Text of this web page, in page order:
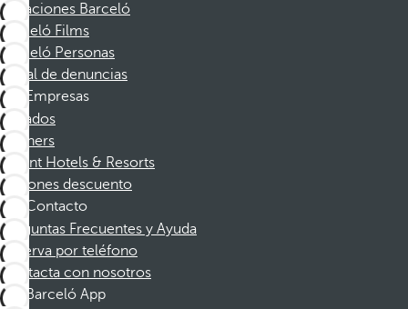
Vacaciones Barceló
Barceló Films
Barceló Personas
Canal de denuncias
Empresas
Afiliados
Partners
Dorint Hotels & Resorts
Cupones descuento
Contacto
Preguntas Frecuentes y Ayuda
Reserva por teléfono
Contacta con nosotros
Barceló App